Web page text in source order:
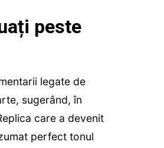
peste
legate de
sugerând, în
care a devenit
perfect tonul